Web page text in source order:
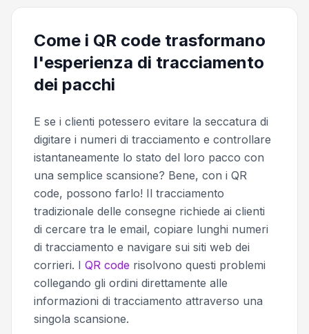
Come i QR code trasformano
l'esperienza di tracciamento
dei pacchi
E se i clienti potessero evitare la seccatura di
digitare i numeri di tracciamento e controllare
istantaneamente lo stato del loro pacco con
una semplice scansione? Bene, con i QR
code, possono farlo! Il tracciamento
tradizionale delle consegne richiede ai clienti
di cercare tra le email, copiare lunghi numeri
di tracciamento e navigare sui siti web dei
corrieri. I QR code risolvono questi problemi
collegando gli ordini direttamente alle
informazioni di tracciamento attraverso una
singola scansione.